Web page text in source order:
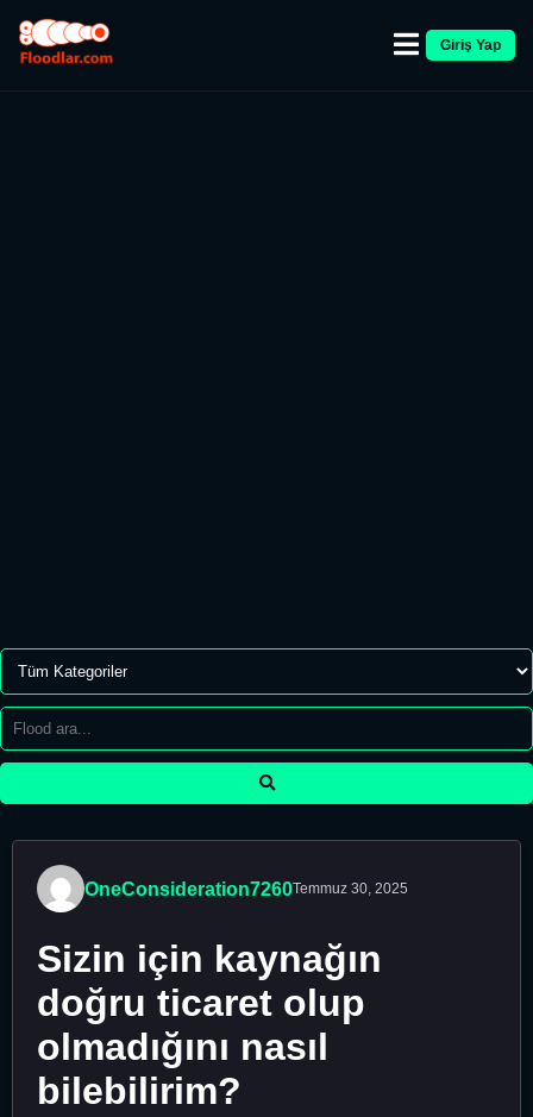
Giriş Yap
OneConsideration7260Temmuz 30, 2025
Sizin için kaynağın
doğru ticaret olup
olmadığını nasıl
bilebilirim?